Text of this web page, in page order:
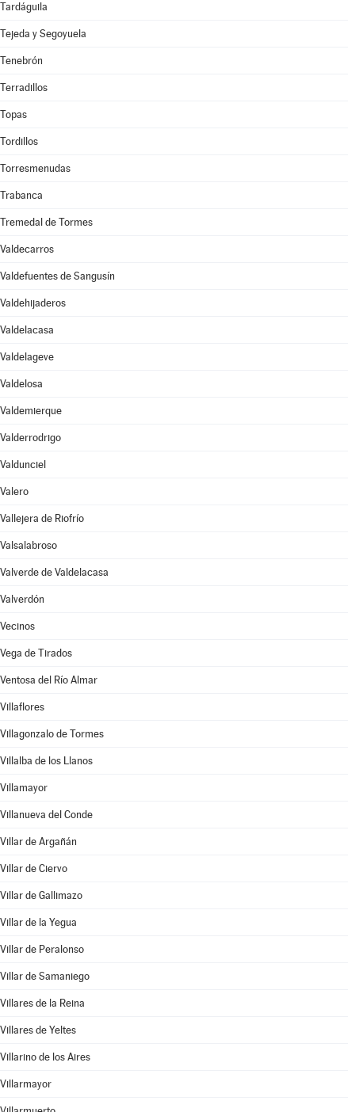
Tardáguila
Tejeda y Segoyuela
Tenebrón
Terradillos
Topas
Tordillos
Torresmenudas
Trabanca
Tremedal de Tormes
Valdecarros
Valdefuentes de Sangusín
Valdehijaderos
Valdelacasa
Valdelageve
Valdelosa
Valdemierque
Valderrodrigo
Valdunciel
Valero
Vallejera de Riofrío
Valsalabroso
Valverde de Valdelacasa
Valverdón
Vecinos
Vega de Tirados
Ventosa del Río Almar
Villaflores
Villagonzalo de Tormes
Villalba de los Llanos
Villamayor
Villanueva del Conde
Villar de Argañán
Villar de Ciervo
Villar de Gallimazo
Villar de la Yegua
Villar de Peralonso
Villar de Samaniego
Villares de la Reina
Villares de Yeltes
Villarino de los Aires
Villarmayor